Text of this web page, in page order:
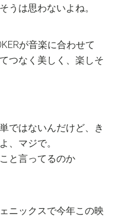
うは思わないよね。
が音楽に合わせて
つなく美しく、楽しそ
ではないんだけど、き
、マジで。
と言ってるのか
ニックスで今年この映